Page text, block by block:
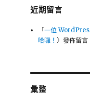
近期留言
「一位
哈囉！〉發佈留言
彙整